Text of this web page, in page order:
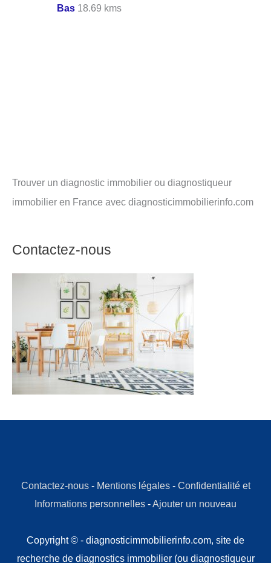
Bas 18.69 kms
Trouver un diagnostic immobilier ou diagnostiqueur
immobilier en France avec diagnosticimmobilierinfo.com
Contactez-nous
Contactez-nous- Mentions légales- Confidentialité et
Informations personnelles -Ajouter un nouveau
Copyright © - diagnosticimmobilierinfo.com, site de
recherche de diagnostics immobilier (ou diagnostiqueur